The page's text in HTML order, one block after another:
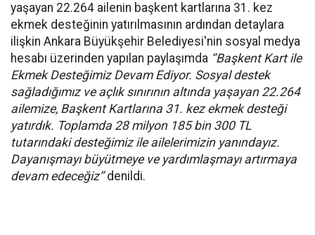
yaşayan 22.264 ailenin başkent kartlarına 31. kez
ekmek desteğinin yatırılmasının ardından detaylara
ilişkin Ankara Büyükşehir Belediyesi'nin sosyal medya
hesabı üzerinden yapılan paylaşımda ‘’Başkent Kart ile
Ekmek Desteğimiz Devam Ediyor. Sosyal destek
sağladığımız ve açlık sınırının altında yaşayan 22.264
ailemize, Başkent Kartlarına 31. kez ekmek desteği
yatırdık. Toplamda 28 milyon 185 bin 300 TL
tutarındaki desteğimiz ile ailelerimizin yanındayız.
Dayanışmayı büyütmeye ve yardımlaşmayı artırmaya
devam edeceğiz’’denildi.